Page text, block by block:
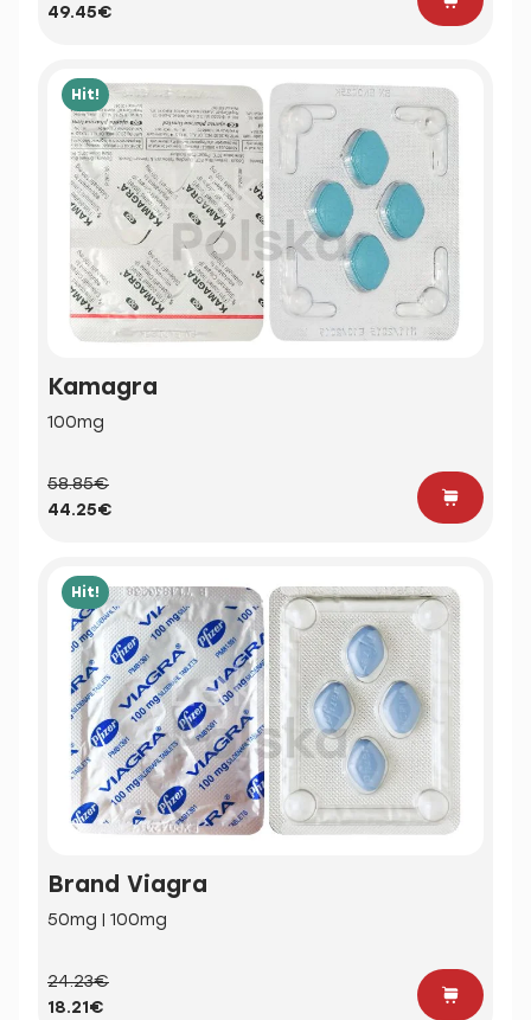
49.45€
Hit!
Kamagra
100mg
58.85€
44.25€
Hit!
Brand Viagra
50mg | 100mg
24.23€
18.21€